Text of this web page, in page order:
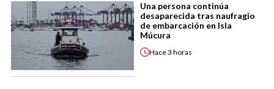
Una persona continúa
desaparecida tras naufragio
de embarcación en Isla
Múcura
Hace3 horas